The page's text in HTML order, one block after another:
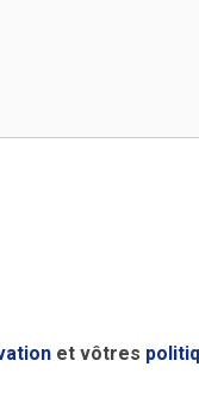
et vôtres